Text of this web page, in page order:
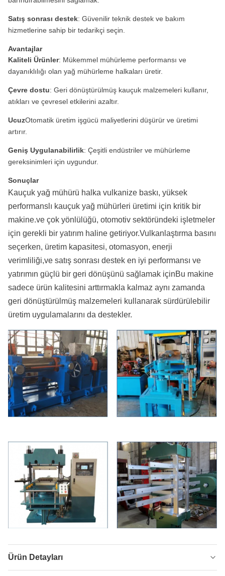
Satış sonrası destek: Güvenilir teknik destek ve bakım
hizmetlerine sahip bir tedarikçi seçin.
Avantajlar
Kaliteli Ürünler: Mükemmel mühürleme performansı ve
dayanıklılığı olan yağ mühürleme halkaları üretir.
Çevre dostu: Geri dönüştürülmüş kauçuk malzemeleri kullanır,
atıkları ve çevresel etkilerini azaltır.
UcuzOtomatik üretim işgücü maliyetlerini düşürür ve üretimi
artırır.
Geniş Uygulanabilirlik: Çeşitli endüstriler ve mühürleme
gereksinimleri için uygundur.
Sonuçlar
Kauçuk yağ mühürü halka vulkanize baskı, yüksek
performanslı kauçuk yağ mühürleri üretimi için kritik bir
makine.ve çok yönlülüğü, otomotiv sektöründeki işletmeler
için gerekli bir yatırım haline getiriyor.Vulkanlaştırma basını
seçerken, üretim kapasitesi, otomasyon, enerji
verimliliği,ve satış sonrası destek en iyi performansı ve
yatırımın güçlü bir geri dönüşünü sağlamak içinBu makine
sadece ürün kalitesini arttırmakla kalmaz aynı zamanda
geri dönüştürülmüş malzemeleri kullanarak sürdürülebilir
üretim uygulamalarını da destekler.
Ürün Detayları